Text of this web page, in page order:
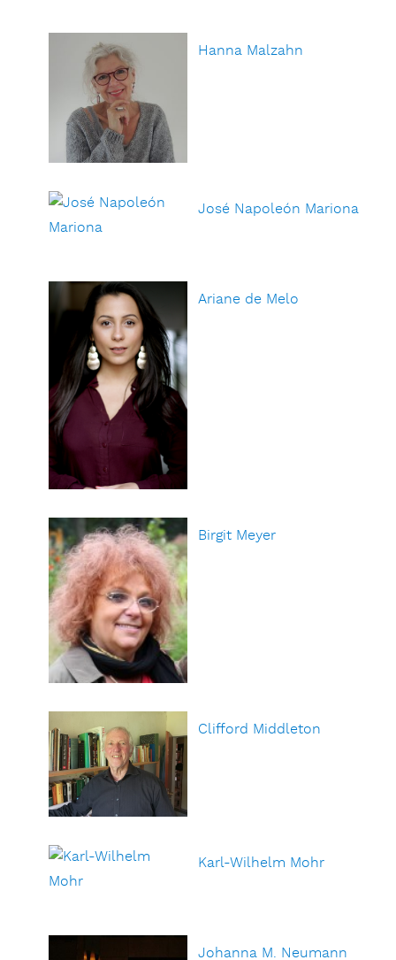
Hanna Malzahn
José Napoleón Mariona
Ariane de Melo
Birgit Meyer
Clifford Middleton
Karl-Wilhelm Mohr
Johanna M. Neumann